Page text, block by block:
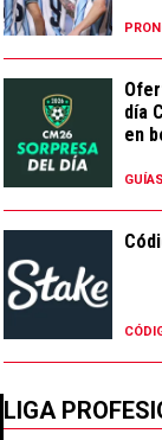
día
en
GUÍAS
LIGA